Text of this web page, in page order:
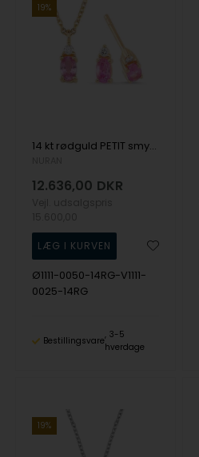
19%
14 kt rødguld PETIT smykkesæt med pink safir og diamant Wesselton SI
12.636,00 DKR
Ø1111-0050-14RG-V1111-
0025-14RG
Bestillingsvare
3-5
hverdage
19%